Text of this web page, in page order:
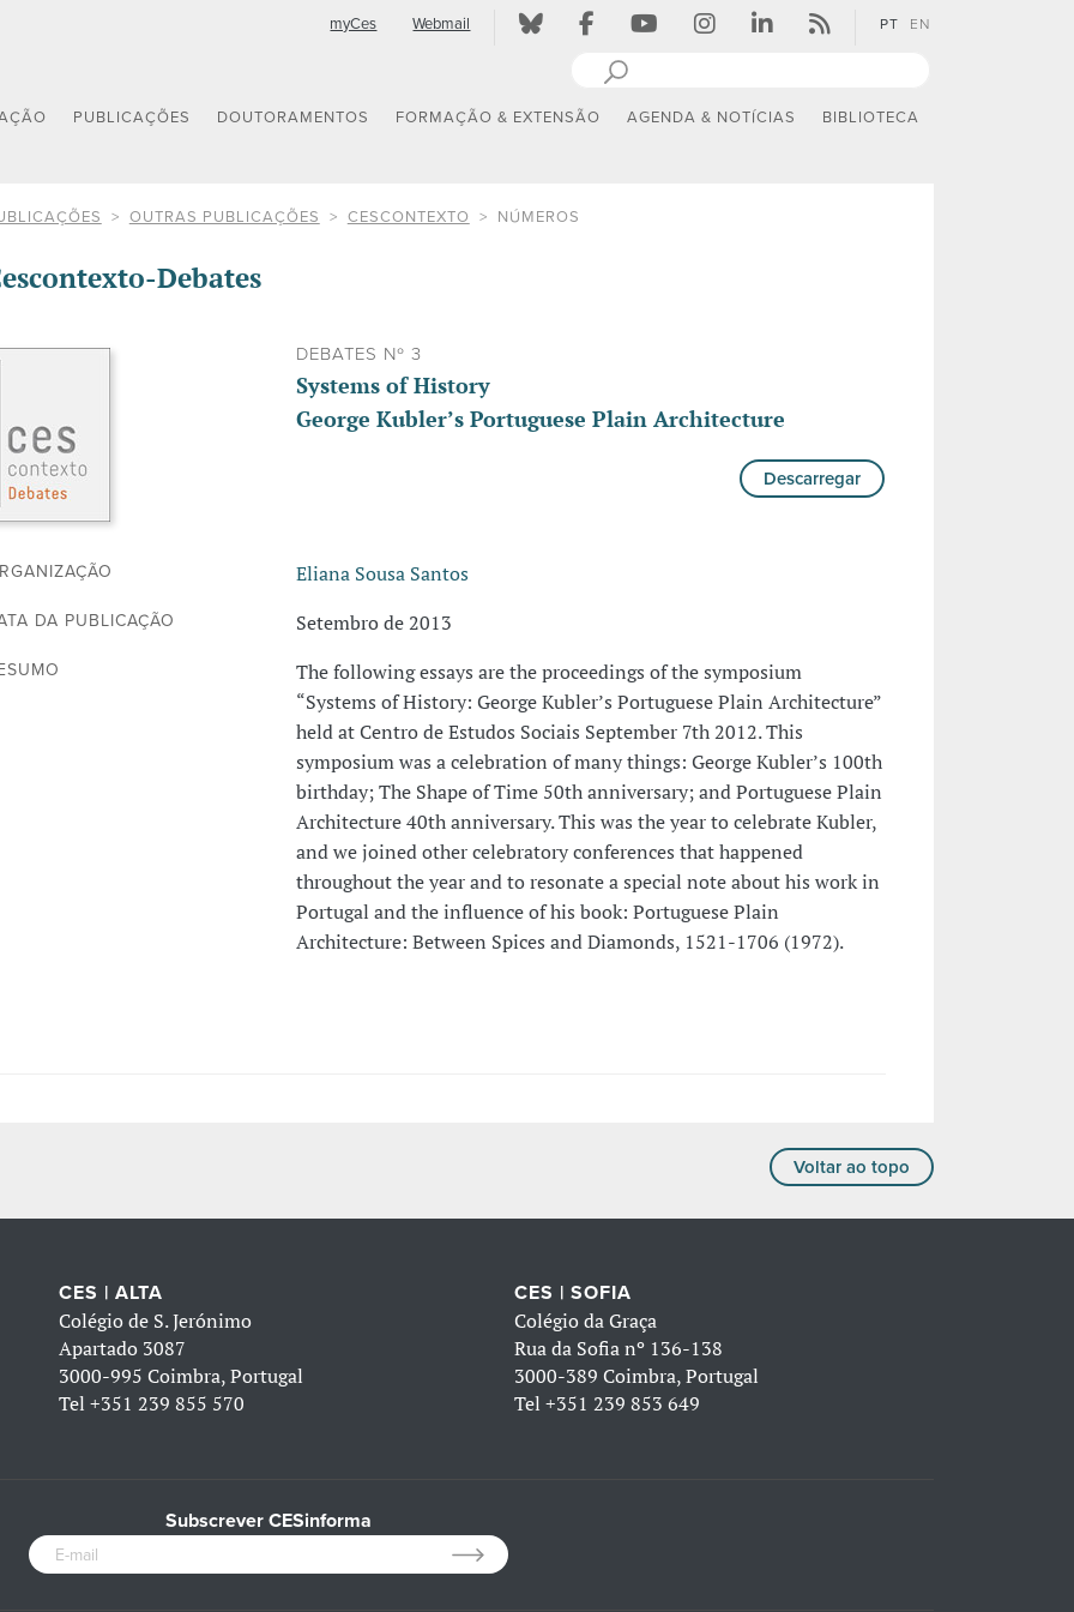
myCes Webmail PT EN
PUBLICAÇÕES DOUTORAMENTOS FORMAÇÃO & EXTENSÃO AGENDA & NOTÍCIAS BIBLIOTECA
OUTRAS PUBLICAÇÕES CESCONTEXTO NÚMEROS
Debates
DEBATES Nº 3
Systems of History
George Kubler’s Portuguese Plain Architecture
Descarregar
Eliana Sousa Santos
DA PUBLICAÇÃO Setembro de 2013
The following essays are the proceedings of the symposium
“Systems of History: George Kubler’s Portuguese Plain Architecture”
held at Centro de Estudos Sociais September 7th 2012. This
symposium was a celebration of many things: George Kubler’s 100th
birthday; The Shape of Time 50th anniversary; and Portuguese Plain
Architecture 40th anniversary. This was the year to celebrate Kubler,
and we joined other celebratory conferences that happened
throughout the year and to resonate a special note about his work in
Portugal and the influence of his book: Portuguese Plain
Architecture: Between Spices and Diamonds, 1521-1706 (1972).
Voltar ao topo
CES | ALTA
Colégio de S. Jerónimo
Apartado 3087
3000-995 Coimbra, Portugal
Tel+351 239 855 570
CES | SOFIA
Colégio da Graça
Rua da Sofia nº 136-138
3000-389 Coimbra, Portugal
Tel +351 239 853 649
Subscrever CESinforma